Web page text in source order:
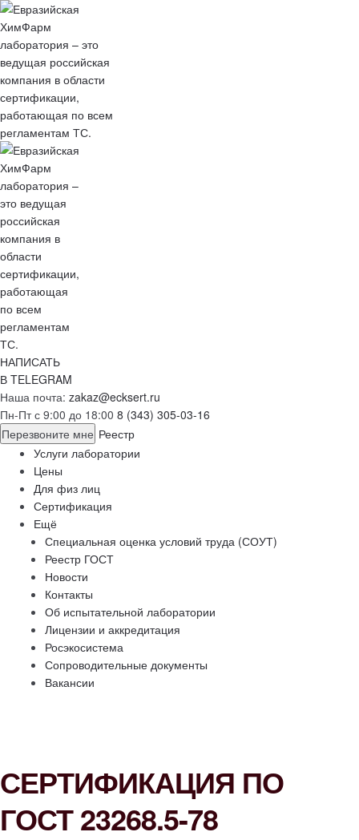
НАПИСАТЬ
В TELEGRAM
Наша почта: zakaz@ecksert.ru
Пн-Пт с 9:00 до 18:00 8 (343) 305-03-16
Перезвоните мне Реестр
Услуги лаборатории
Цены
Для физ лиц
Сертификация
Ещё
Специальная оценка условий труда (СОУТ)
Реестр ГОСТ
Новости
Контакты
Об испытательной лаборатории
Лицензии и аккредитация
Росэкосистема
Сопроводительные документы
Вакансии
СЕРТИФИКАЦИЯ ПО
ГОСТ 23268.5-78